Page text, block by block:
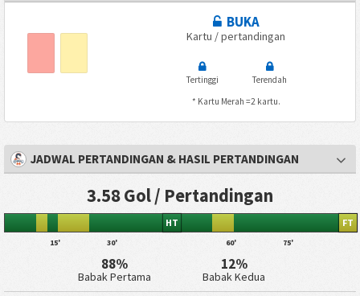
BUKA
Kartu / pertandingan
Tertinggi
Terendah
* Kartu Merah =2 kartu.
JADWAL PERTANDINGAN & HASIL PERTANDINGAN
3.58 Gol / Pertandingan
15' 30'
HT
60' 75'
FT
88%
Babak Pertama
12%
Babak Kedua